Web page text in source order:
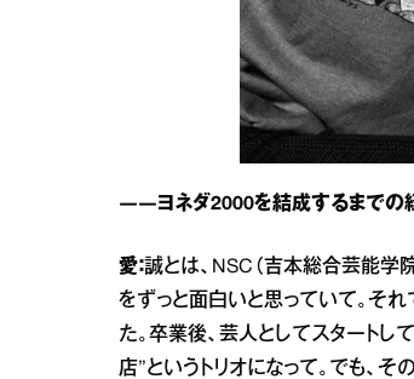
――ヨネダ2000を結成するまでの
愛：誠とは、NSC（吉本総合芸能学
をずっと面白いと思っていて。そ
た。卒業後、芸人としてスタート
店”というトリオになって。でも、